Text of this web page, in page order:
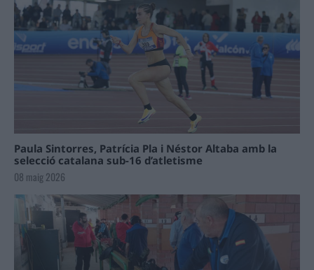
Paula Sintorres, Patrícia Pla i Néstor Altaba amb la
selecció catalana sub-16 d’atletisme
08 maig 2026